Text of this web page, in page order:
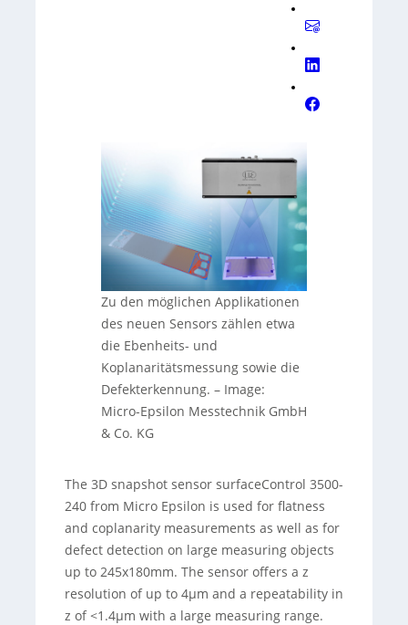
Zu den möglichen Applikationen
des neuen Sensors zählen etwa
die Ebenheits- und
Koplanaritätsmessung sowie die
Defekterkennung. – Image:
Micro-Epsilon Messtechnik GmbH
& Co. KG
The 3D snapshot sensor surfaceControl 3500-
240 from Micro Epsilon is used for flatness
and coplanarity measurements as well as for
defect detection on large measuring objects
up to 245x180mm. The sensor offers a z
resolution of up to 4µm and a repeatability in
z of <1.4µm with a large measuring range.